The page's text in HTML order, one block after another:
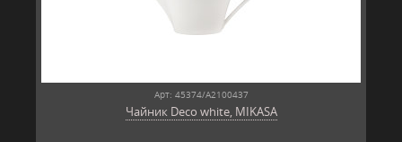
Арт: 45374/A2100437
Чайник Deco white, MIKASA